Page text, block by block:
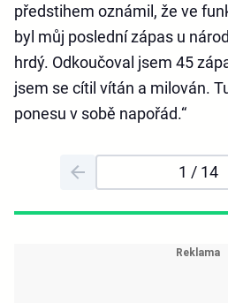
předstihem oznámil, že ve
byl můj poslední zápas u
hrdý. Odkoučoval jsem 45
jsem se cítil vítán a milován.
ponesu v sobě napořád.“
1 / 14